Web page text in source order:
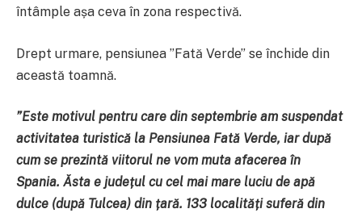
întâmple așa ceva în zona respectivă.
Drept urmare, pensiunea ”Fată Verde” se închide din
această toamnă.
”Este motivul pentru care din septembrie am suspendat
activitatea turistică la Pensiunea Fată Verde, iar după
cum se prezintă viitorul ne vom muta afacerea în
Spania. Ăsta e județul cu cel mai mare luciu de apă
dulce (după Tulcea) din țară. 133 localități suferă din